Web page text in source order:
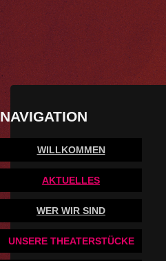
NAVIGATION
WILLKOMMEN
AKTUELLES
WER WIR SIND
UNSERE THEATERSTÜCKE